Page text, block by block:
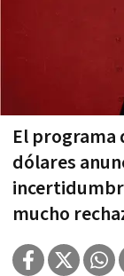
El programa
dólares
mucho